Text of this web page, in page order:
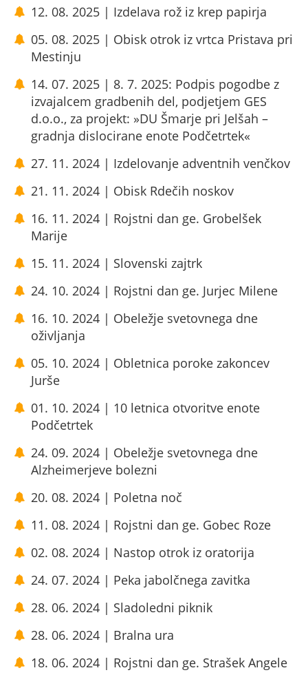
12. 08. 2025 | Izdelava rož iz krep papirja
05. 08. 2025 | Obisk otrok iz vrtca Pristava pri
Mestinju
14. 07. 2025 | 8. 7. 2025: Podpis pogodbe z
izvajalcem gradbenih del, podjetjem GES
d.o.o., za projekt: »DU Šmarje pri Jelšah –
gradnja dislocirane enote Podčetrtek«
27. 11. 2024 | Izdelovanje adventnih venčkov
21. 11. 2024 | Obisk Rdečih noskov
16. 11. 2024 | Rojstni dan ge. Grobelšek
Marije
15. 11. 2024 | Slovenski zajtrk
24. 10. 2024 | Rojstni dan ge. Jurjec Milene
16. 10. 2024 | Obeležje svetovnega dne
oživljanja
05. 10. 2024 | Obletnica poroke zakoncev
Jurše
01. 10. 2024 | 10 letnica otvoritve enote
Podčetrtek
24. 09. 2024 | Obeležje svetovnega dne
Alzheimerjeve bolezni
20. 08. 2024 | Poletna noč
11. 08. 2024 | Rojstni dan ge. Gobec Roze
02. 08. 2024 | Nastop otrok iz oratorija
24. 07. 2024 | Peka jabolčnega zavitka
28. 06. 2024 | Sladoledni piknik
28. 06. 2024 | Bralna ura
18. 06. 2024 | Rojstni dan ge. Strašek Angele